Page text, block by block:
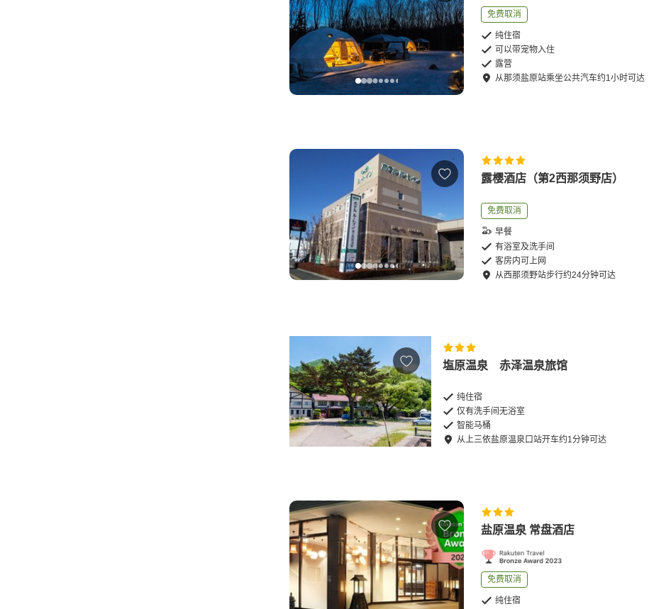
免费取消
纯住宿
可以带宠物入住
露营
从那须盐原站乘坐公共汽车约1小时可达
露樱酒店（第2西那须野店）
免费取消
早餐
有浴室及洗手间
客房内可上网
从西那须野站步行约24分钟可达
塩原温泉 赤泽温泉旅馆
纯住宿
仅有洗手间无浴室
智能马桶
从上三依盐原温泉口站开车约1分钟可达
盐原温泉 常盘酒店
免费取消
纯住宿